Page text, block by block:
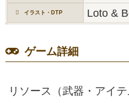
イラスト・DTP Loto &
ゲーム詳細
リソース（武器・アイ